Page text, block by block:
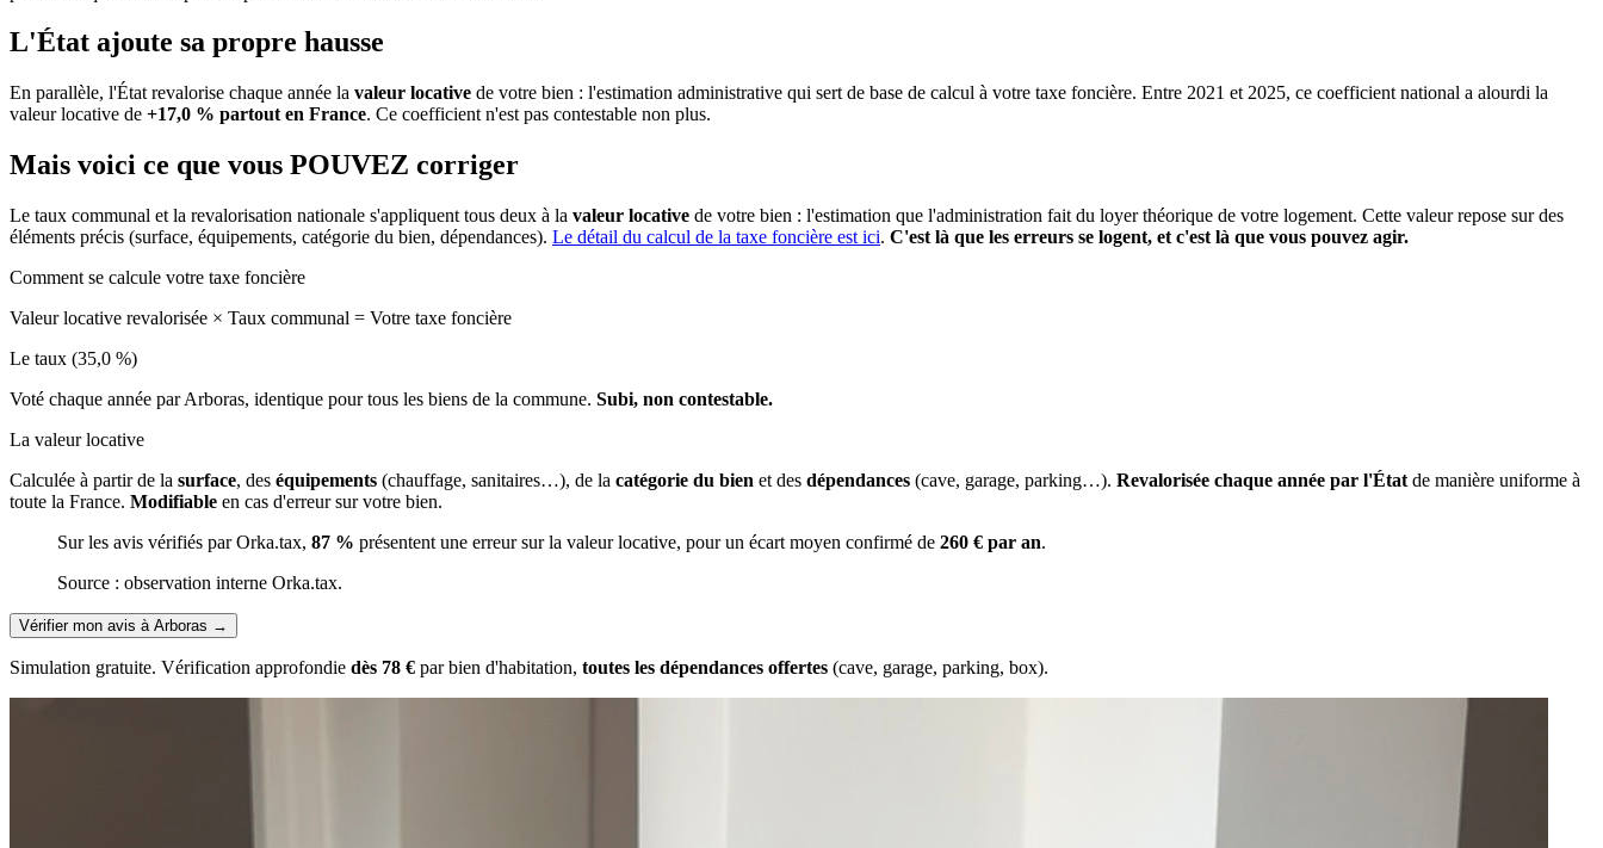
L'État ajoute sa propre hausse
En parallèle, l'État revalorise chaque année la valeur locative de votre bien : l'estimation administrative qui sert de base de calcul à votre taxe foncière. Entre 2021 et 2025, ce coefficient national a alourdi la
valeur locative de +17,0 % partout en France. Ce coefficient n'est pas contestable non plus.
Mais voici ce que vous POUVEZ corriger
Le taux communal et la revalorisation nationale s'appliquent tous deux à la valeur locative de votre bien : l'estimation que l'administration fait du loyer théorique de votre logement. Cette valeur repose sur des
éléments précis (surface, équipements, catégorie du bien, dépendances). Le détail du calcul de la taxe foncière est ici. C'est là que les erreurs se logent, et c'est là que vous pouvez agir.
Comment se calcule votre taxe foncière
Valeur locative revalorisée × Taux communal = Votre taxe foncière
Le taux (35,0 %)
Voté chaque année par Arboras, identique pour tous les biens de la commune. Subi, non contestable.
La valeur locative
Calculée à partir de la surface, des équipements (chauffage, sanitaires…), de la catégorie du bien et des dépendances (cave, garage, parking…). Revalorisée chaque année par l'État de manière uniforme à
toute la France. Modifiable en cas d'erreur sur votre bien.
Sur les avis vérifiés par Orka.tax, 87 % présentent une erreur sur la valeur locative, pour un écart moyen confirmé de 260 € par an.
Source : observation interne Orka.tax.
Vérifier mon avis à Arboras →
Simulation gratuite. Vérification approfondie dès 78 € par bien d'habitation, toutes les dépendances offertes (cave, garage, parking, box).